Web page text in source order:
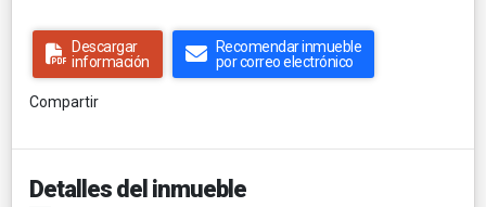
Descargar
información
Recomendar inmueble
por correo electrónico
Compartir
Detalles del inmueble